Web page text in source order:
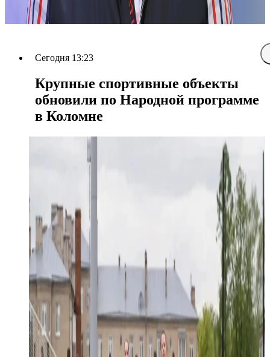
Сегодня 13:23
Крупные спортивные объекты
обновили по Народной программе
в Коломне